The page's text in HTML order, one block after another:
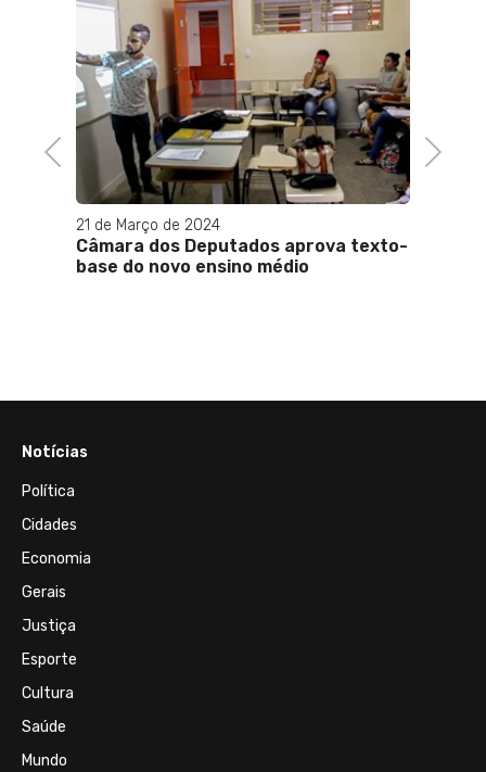
Previous
21 de Março de 2024
Câmara dos Deputados aprova texto-
base do novo ensino médio
Next
Notícias
Política
Cidades
Economia
Gerais
Justiça
Esporte
Cultura
Saúde
Mundo